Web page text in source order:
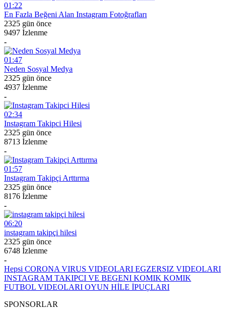
01:22
En Fazla Beğeni Alan Instagram Fotoğrafları
2325 gün önce
9497 İzlenme
-
01:47
Neden Sosyal Medya
2325 gün önce
4937 İzlenme
-
02:34
Instagram Takipci Hilesi
2325 gün önce
8713 İzlenme
-
01:57
Instagram Takipçi Arttırma
2325 gün önce
8176 İzlenme
-
06:20
instagram takipçi hilesi
2325 gün önce
6748 İzlenme
-
Hepsi CORONA VIRUS VIDEOLARI EGZERSIZ VIDEOLARI
INSTAGRAM TAKIPCI VE BEGENI KOMIK KOMIK
FUTBOL VIDEOLARI OYUN HİLE İPUÇLARI
SPONSORLAR